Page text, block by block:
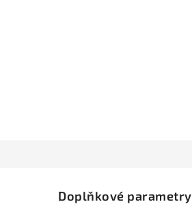
Doplňkové parametry